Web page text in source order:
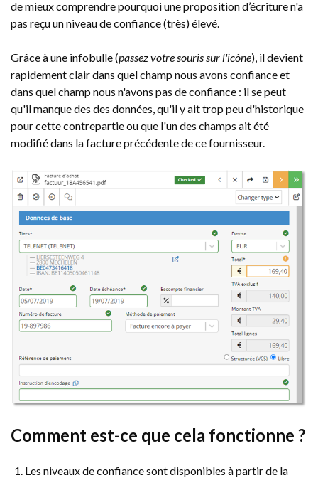
de mieux comprendre pourquoi une proposition d’écriture n'a
pas reçu un niveau de confiance (très) élevé.
Grâce à une infobulle (passez votre souris sur l'icône), il devient
rapidement clair dans quel champ nous avons confiance et
dans quel champ nous n'avons pas de confiance : il se peut
qu'il manque des des données, qu'il y ait trop peu d'historique
pour cette contrepartie ou que l'un des champs ait été
modifié dans la facture précédente de ce fournisseur.
Comment est-ce que cela fonctionne ?
Les niveaux de confiance sont disponibles à partir de la